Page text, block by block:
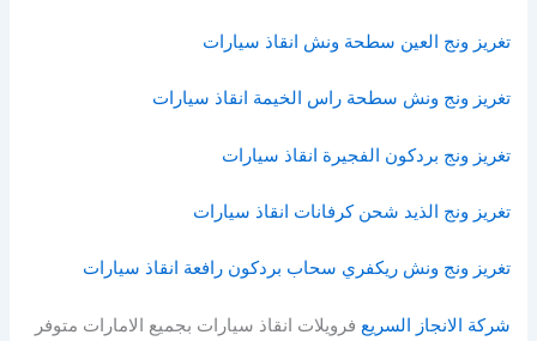
تغريز ونج العين سطحة ونش انقاذ سيارات
تغريز ونج ونش سطحة راس الخيمة انقاذ سيارات
تغريز ونج بردكون الفجيرة انقاذ سيارات
تغريز ونج الذيد شحن كرفانات انقاذ سيارات
تغريز ونج ونش ريكفري سحاب بردكون رافعة انقاذ سيارات
شركة الانجاز السريع فرويلات انقاذ سيارات بجميع الامارات متوفر